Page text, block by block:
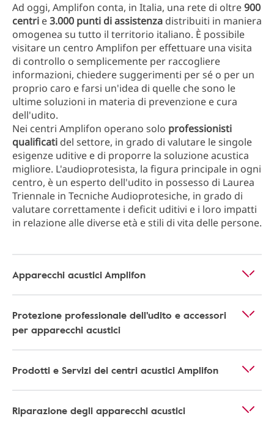
Ad oggi, Amplifon conta, in Italia, una rete di oltre900
centri e3.000 punti di assistenza distribuiti in maniera
omogenea su tutto il territorio italiano. È possibile
visitare un centro Amplifon per effettuare una visita
di controllo o semplicemente per raccogliere
informazioni, chiedere suggerimenti per sé o per un
proprio caro e farsi un'idea di quelle che sono le
ultime soluzioni in materia di prevenzione e cura
dell'udito.
Nei centri Amplifon operano solo professionisti
qualificati del settore, in grado di valutare le singole
esigenze uditive e di proporre la soluzione acustica
migliore. L'audioprotesista, la figura principale in ogni
centro, è un esperto dell'udito in possesso di Laurea
Triennale in Tecniche Audioprotesiche, in grado di
valutare correttamente i deficit uditivi e i loro impatti
in relazione alle diverse età e stili di vita delle persone.
Apparecchi acustici Amplifon
Protezione professionale dell'udito e accessori
per apparecchi acustici
Prodotti e Servizi dei centri acustici Amplifon
Riparazione degli apparecchi acustici